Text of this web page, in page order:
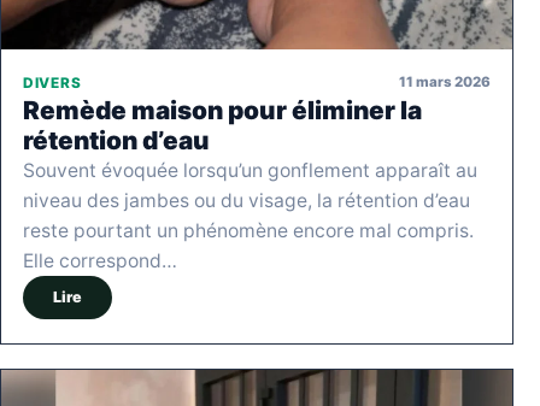
DIVERS 11 mars 2026
Remède maison pour éliminer la
rétention d’eau
Souvent évoquée lorsqu’un gonflement apparaît au
niveau des jambes ou du visage, la rétention d’eau
reste pourtant un phénomène encore mal compris.
Elle correspond…
Lire